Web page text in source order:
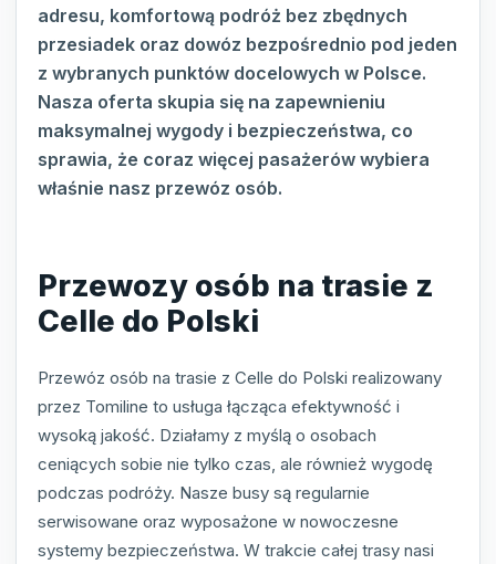
adresu, komfortową podróż bez zbędnych
przesiadek oraz dowóz bezpośrednio pod jeden
z wybranych punktów docelowych w Polsce.
Nasza oferta skupia się na zapewnieniu
maksymalnej wygody i bezpieczeństwa, co
sprawia, że coraz więcej pasażerów wybiera
właśnie nasz przewóz osób.
Przewozy osób na trasie z
Celle do Polski
Przewóz osób na trasie z Celle do Polski realizowany
przez Tomiline to usługa łącząca efektywność i
wysoką jakość. Działamy z myślą o osobach
ceniących sobie nie tylko czas, ale również wygodę
podczas podróży. Nasze busy są regularnie
serwisowane oraz wyposażone w nowoczesne
systemy bezpieczeństwa. W trakcie całej trasy nasi